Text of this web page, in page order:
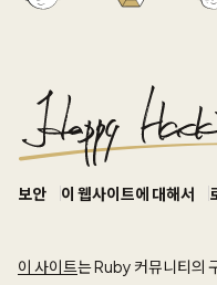
보안 이 웹사이트에 대해서
이 사이트는 Ruby 커뮤니티의